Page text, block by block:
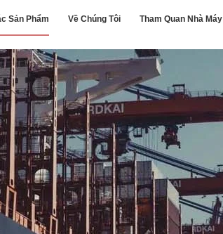
Sản Phẩm Về Chúng Tôi Tham Quan Nhà Máy